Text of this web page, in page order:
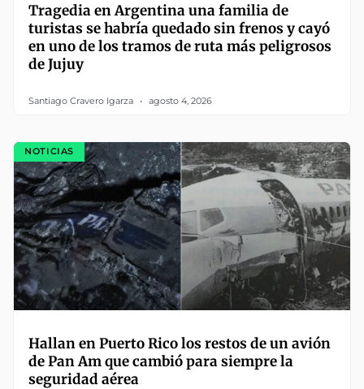
Tragedia en Argentina una familia de
turistas se habría quedado sin frenos y cayó
en uno de los tramos de ruta más peligrosos
de Jujuy
Santiago Cravero Igarza agosto 4, 2026
NOTICIAS
Hallan en Puerto Rico los restos de un avión
de Pan Am que cambió para siempre la
seguridad aérea